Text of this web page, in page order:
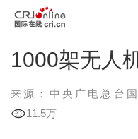
1000架无人
来源：中央广电总台
11.5万